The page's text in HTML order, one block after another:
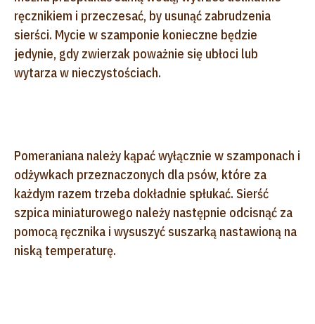
ręcznikiem i przeczesać, by usunąć zabrudzenia
sierści. Mycie w szamponie konieczne będzie
jedynie, gdy zwierzak poważnie się ubłoci lub
wytarza w nieczystościach.
Pomeraniana należy kąpać wyłącznie w szamponach i
odżywkach przeznaczonych dla psów, które za
każdym razem trzeba dokładnie spłukać. Sierść
szpica miniaturowego należy następnie odcisnąć za
pomocą ręcznika i wysuszyć suszarką nastawioną na
niską temperaturę.